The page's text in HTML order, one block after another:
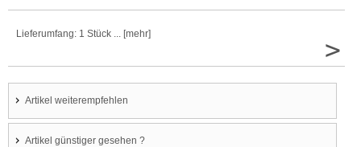
Lieferumfang: 1 Stück ... [mehr]
>
Artikel weiterempfehlen
Artikel günstiger gesehen ?